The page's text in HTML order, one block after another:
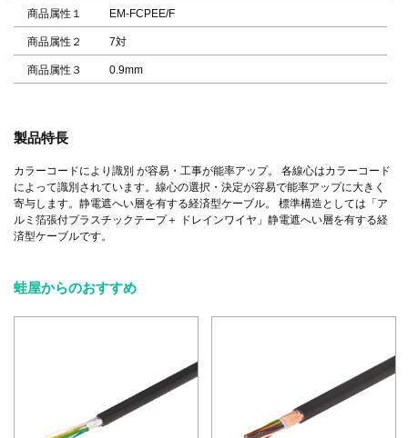
商品属性１ EM-FCPEE/F
商品属性２ 7対
商品属性３ 0.9mm
製品特長
カラーコードにより識別 が容易・工事が能率アップ。 各線心はカラーコード
によって識別されています。線心の選択・決定が容易で能率アップに大きく
寄与します。静電遮へい層を有する経済型ケーブル。 標準構造としては「ア
ルミ箔張付プラスチックテープ＋ ドレインワイヤ」静電遮へい層を有する経
済型ケーブルです。
蛙屋からのおすすめ